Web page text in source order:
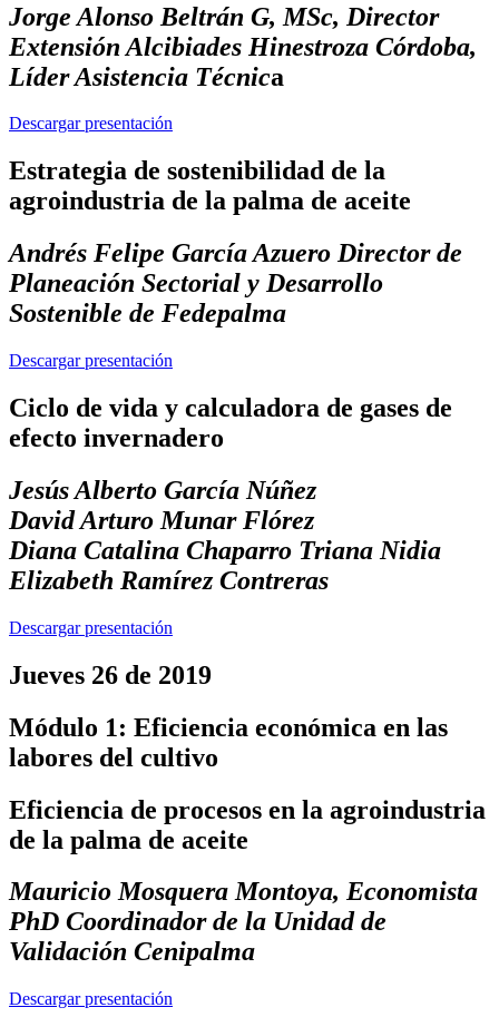
Jorge Alonso Beltrán G, MSc, Director
Extensión Alcibiades Hinestroza Córdoba,
Líder Asistencia Técnica
Descargar presentación
Estrategia de sostenibilidad de la
agroindustria de la palma de aceite
Andrés Felipe García Azuero Director de
Planeación Sectorial y Desarrollo
Sostenible de Fedepalma
Descargar presentación
Ciclo de vida y calculadora de gases de
efecto invernadero
Jesús Alberto García Núñez
David Arturo Munar Flórez
Diana Catalina Chaparro Triana Nidia
Elizabeth Ramírez Contreras
Descargar presentación
Jueves 26 de 2019
Módulo 1: Eficiencia económica en las
labores del cultivo
Eficiencia de procesos en la agroindustria
de la palma de aceite
Mauricio Mosquera Montoya, Economista
PhD Coordinador de la Unidad de
Validación Cenipalma
Descargar presentación